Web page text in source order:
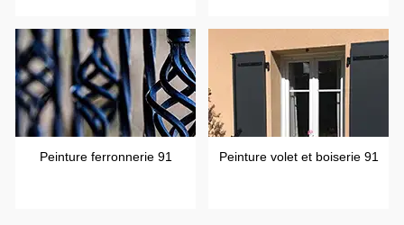
Peinture ferronnerie 91 Peinture volet et boiserie 91